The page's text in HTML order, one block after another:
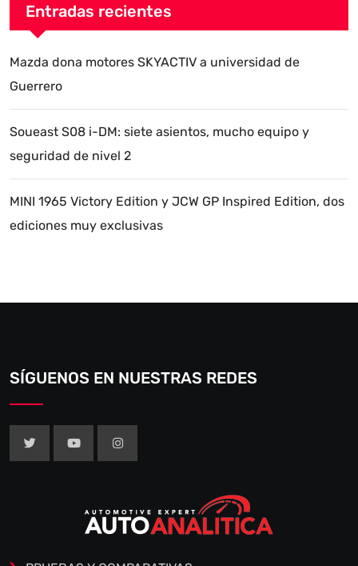
Entradas recientes
Mazda dona motores SKYACTIV a universidad de
Guerrero
Soueast S08 i-DM: siete asientos, mucho equipo y
seguridad de nivel 2
MINI 1965 Victory Edition y JCW GP Inspired Edition, dos
ediciones muy exclusivas
SÍGUENOS EN NUESTRAS REDES